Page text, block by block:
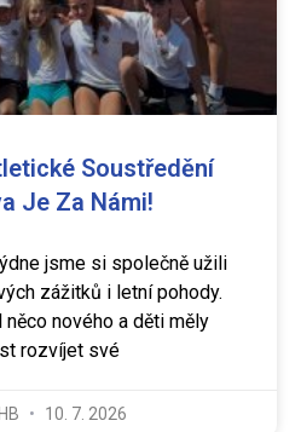
Soustředění
Je Za Námi!
jsme si společně užili
zážitků i letní pohody.
nového a děti měly
rozvíjet své
10. 7. 2026